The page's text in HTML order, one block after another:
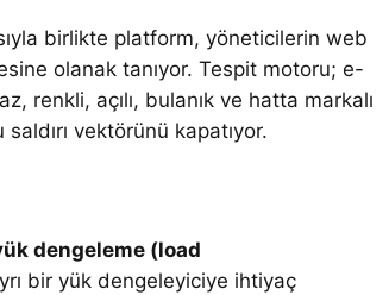
birlikte platform, yöneticilerin web
olanak tanıyor. Tespit motoru; e-
renkli, açılı, bulanık ve hatta markalı
vektörünü kapatıyor.
dengeleme (load
bir yük dengeleyiciye ihtiyaç